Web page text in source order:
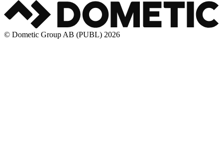
© Dometic Group AB (PUBL) 2026